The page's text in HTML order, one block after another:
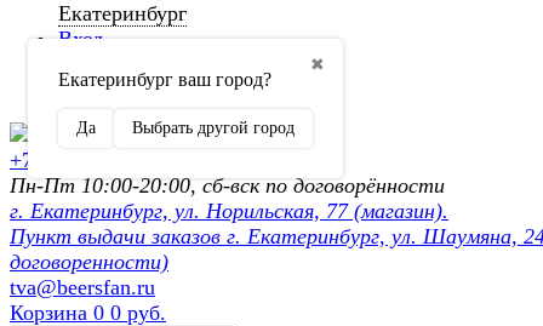
Екатеринбург
✖
Екатеринбург ваш город?
Да Выбрать другой город
Вход
Регистрация
+7 (902) 872-54-70
Пн-Пт 10:00-20:00, сб-вск по договорённости
г. Екатеринбург, ул. Норильская, 77 (магазин).
Пункт выдачи заказов г. Екатеринбург, ул. Шаумяна,
договоренности)
tva@beersfan.ru
Корзина 0 0 руб.